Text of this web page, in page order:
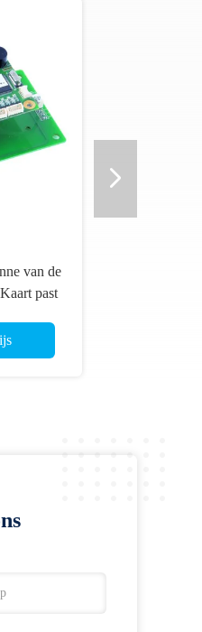
van de
past